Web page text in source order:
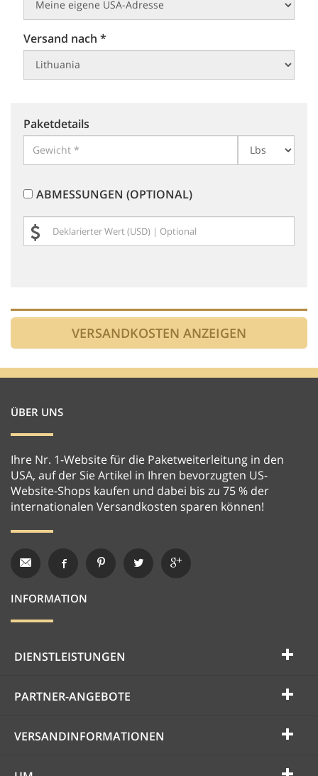
Versand nach *
Paketdetails
ABMESSUNGEN (OPTIONAL)
ÜBER UNS
Ihre Nr. 1-Website für die Paketweiterleitung in den
USA, auf der Sie Artikel in Ihren bevorzugten US-
Website-Shops kaufen und dabei bis zu 75 % der
internationalen Versandkosten sparen können!
INFORMATION
DIENSTLEISTUNGEN
PARTNER-ANGEBOTE
VERSANDINFORMATIONEN